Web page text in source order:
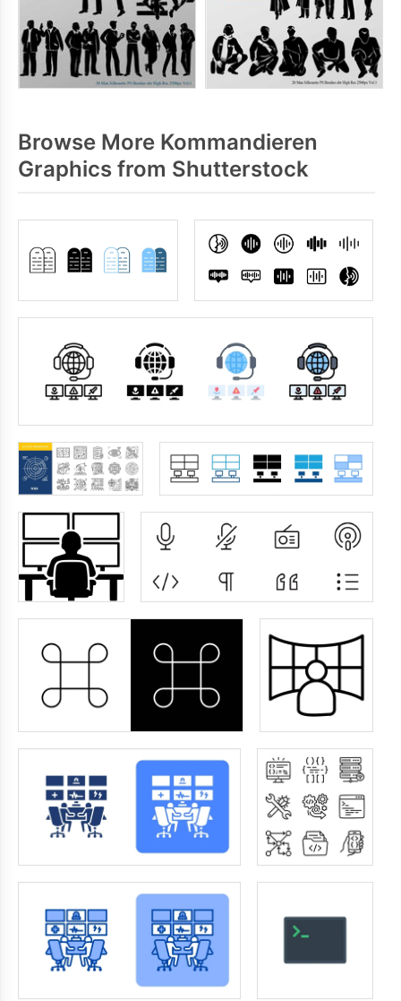
Browse More Kommandieren
Graphics from Shutterstock